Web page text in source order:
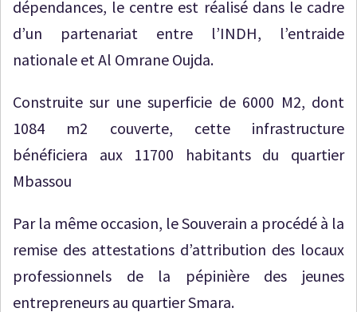
dépendances, le centre est réalisé dans le cadre
d’un partenariat entre l’INDH, l’entraide
nationale et Al Omrane Oujda.
Construite sur une superficie de 6000 M2, dont
1084 m2 couverte, cette infrastructure
bénéficiera aux 11700 habitants du quartier
Mbassou
Par la même occasion, le Souverain a procédé à la
remise des attestations d’attribution des locaux
professionnels de la pépinière des jeunes
entrepreneurs au quartier Smara.